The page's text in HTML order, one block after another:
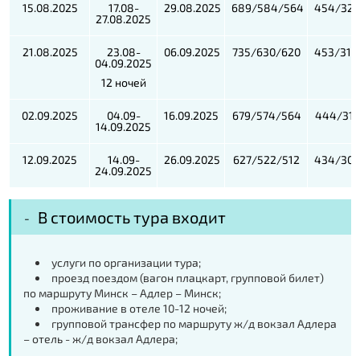
15.08.2025
17.08-
27.08.2025
29.08.2025 689/584/564 454/
21.08.2025
23.08-
04.09.2025
12 ночей
06.09.2025 735/630/620 453/
02.09.2025
04.09-
14.09.2025
16.09.2025 679/574/564 444/
12.09.2025
14.09-
24.09.2025
26.09.2025 627/522/512 434/
В стоимость тура входит
услуги по организации тура;
проезд поездом (вагон плацкарт, групповой билет)
по маршруту Минск – Адлер – Минск;
проживание в отеле 10-12 ночей;
групповой трансфер по маршруту ж/д вокзал Адлера
– отель - ж/д вокзал Адлера;